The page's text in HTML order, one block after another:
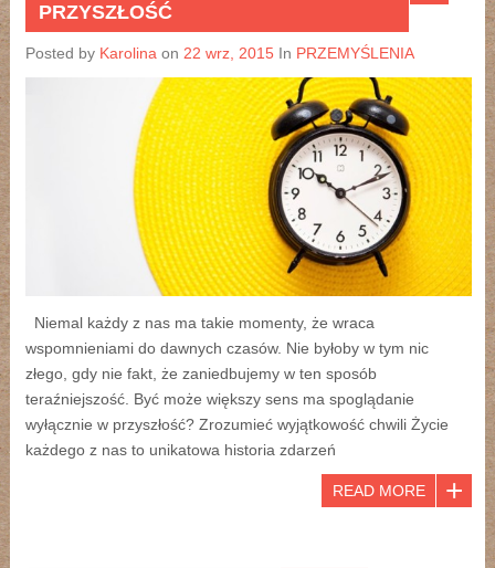
PRZYSZŁOŚĆ
Posted by Karolina on 22 wrz, 2015 In PRZEMYŚLENIA
Niemal każdy z nas ma takie momenty, że wraca
wspomnieniami do dawnych czasów. Nie byłoby w tym nic
złego, gdy nie fakt, że zaniedbujemy w ten sposób
teraźniejszość. Być może większy sens ma spoglądanie
wyłącznie w przyszłość? Zrozumieć wyjątkowość chwili Życie
każdego z nas to unikatowa historia zdarzeń
READ MORE